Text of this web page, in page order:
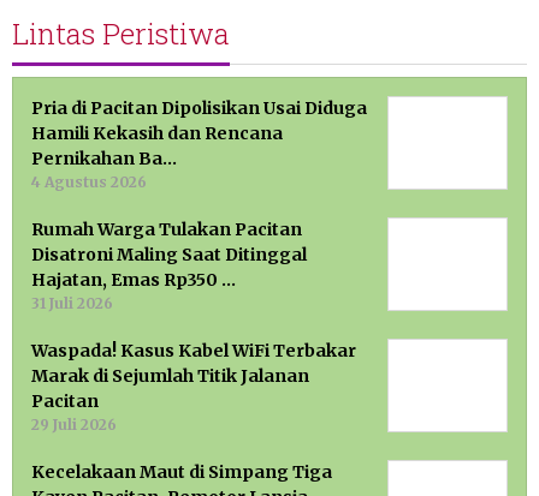
Lintas Peristiwa
Pria di Pacitan Dipolisikan Usai Diduga
Hamili Kekasih dan Rencana
Pernikahan Ba…
4 Agustus 2026
Rumah Warga Tulakan Pacitan
Disatroni Maling Saat Ditinggal
Hajatan, Emas Rp350 …
31 Juli 2026
Waspada! Kasus Kabel WiFi Terbakar
Marak di Sejumlah Titik Jalanan
Pacitan
29 Juli 2026
Kecelakaan Maut di Simpang Tiga